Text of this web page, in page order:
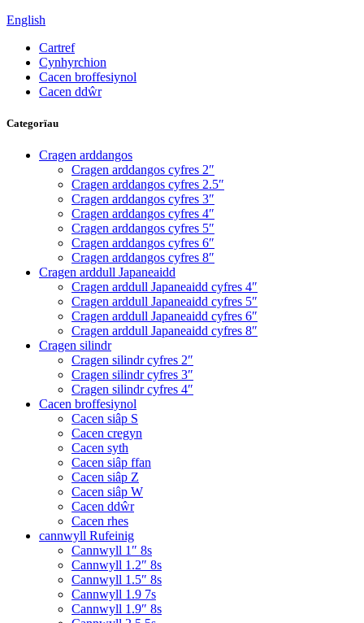
English
Cartref
Cynhyrchion
Cacen broffesiynol
Cacen ddŵr
Categorïau
Cragen arddangos
Cragen arddangos cyfres 2″
Cragen arddangos cyfres 2.5″
Cragen arddangos cyfres 3″
Cragen arddangos cyfres 4″
Cragen arddangos cyfres 5″
Cragen arddangos cyfres 6″
Cragen arddangos cyfres 8″
Cragen arddull Japaneaidd
Cragen arddull Japaneaidd cyfres 4″
Cragen arddull Japaneaidd cyfres 5″
Cragen arddull Japaneaidd cyfres 6″
Cragen arddull Japaneaidd cyfres 8″
Cragen silindr
Cragen silindr cyfres 2″
Cragen silindr cyfres 3″
Cragen silindr cyfres 4″
Cacen broffesiynol
Cacen siâp S
Cacen cregyn
Cacen syth
Cacen siâp ffan
Cacen siâp Z
Cacen siâp W
Cacen ddŵr
Cacen rhes
cannwyll Rufeinig
Cannwyll 1″ 8s
Cannwyll 1.2″ 8s
Cannwyll 1.5″ 8s
Cannwyll 1.9 7s
Cannwyll 1.9″ 8s